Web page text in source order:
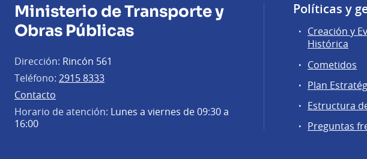
Ministerio de Transporte y
Obras Públicas
Dirección: Rincón 561
Teléfono: 2915 8333
Contacto
Horario de atención: Lunes a viernes de 09:30 a
16:00
Políticas y
Creación y
Histórica
Cometidos
Plan
Estructura
Preguntas